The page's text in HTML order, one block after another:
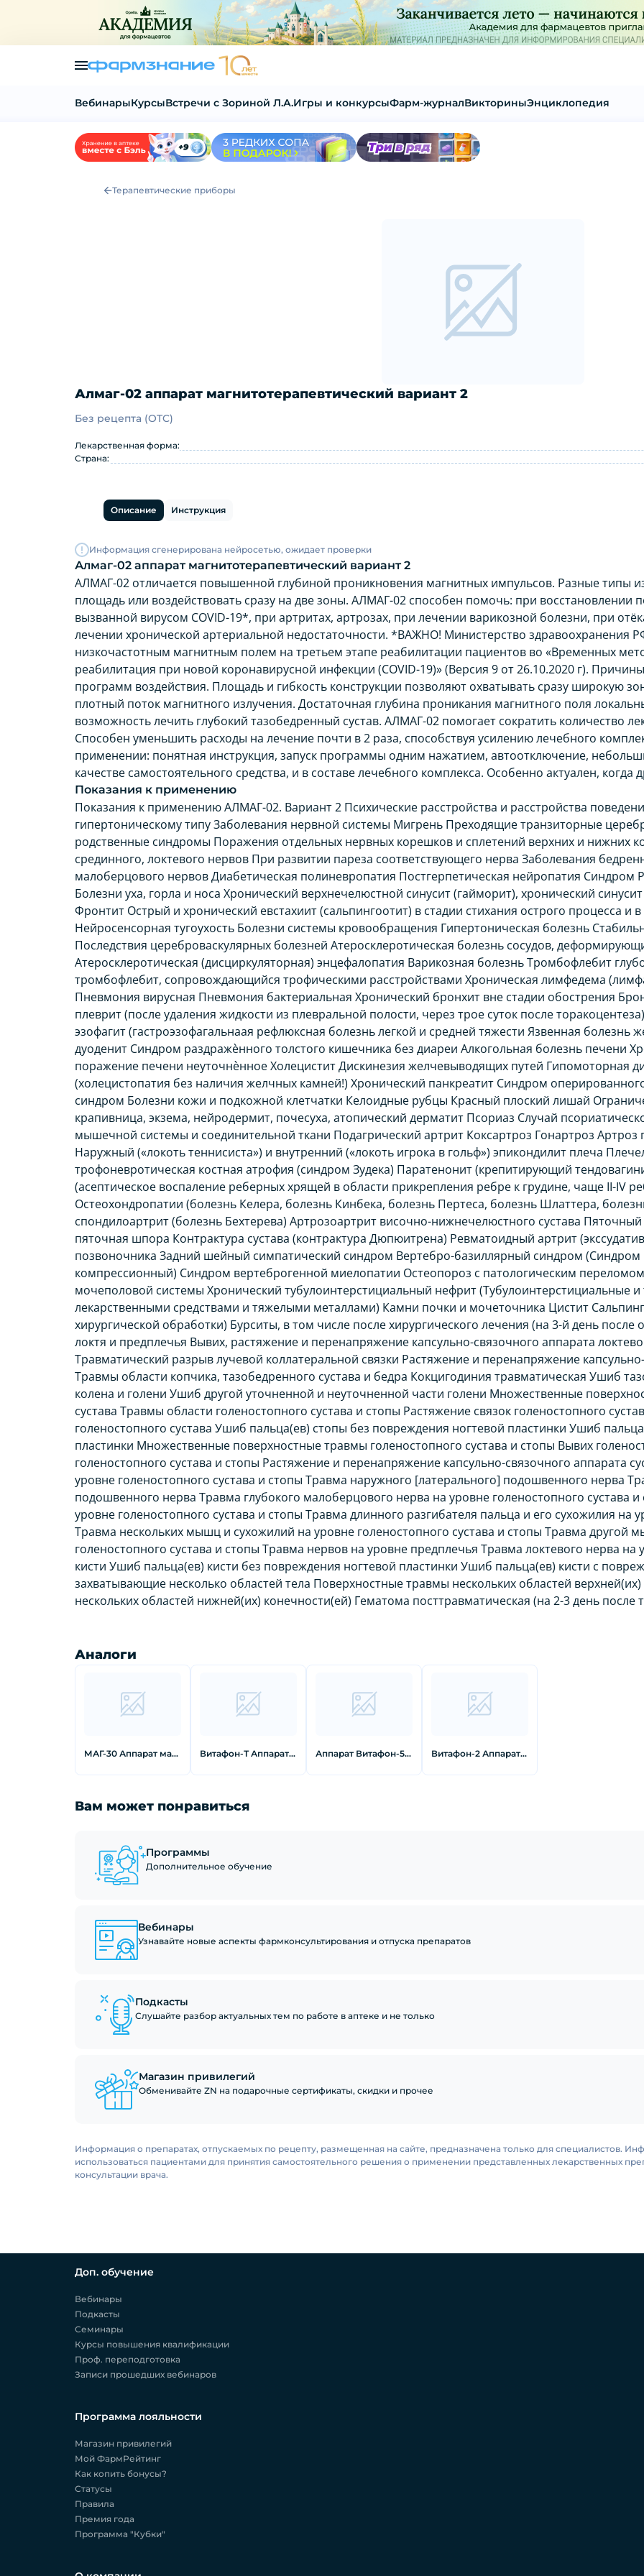
ВебинарыКурсыВстречи с Зориной Л.А.Игры и конкурсыФарм-журналВикториныЭнциклопедия
Терапевтические приборы
Алмаг-02 аппарат магнитотерапевтический вариант 2
Алмаг-02 аппарат магнитотерапевтический вариант 2:
Без рецепта (OTC)
Лекарственная форма:
Страна:
Описание Инструкция
Информация сгенерирована нейросетью, ожидает проверки
Алмаг-02 аппарат магнитотерапевтический вариант 2
АЛМАГ-02 отличается повышенной глубиной проникновения магнитных импульсов. Разные типы
площадь или воздействовать сразу на две зоны. АЛМАГ-02 способен помочь: при восстановлении
вызванной вирусом COVID-19*, при артритах, артрозах, при лечении варикозной болезни, при
лечении хронической артериальной недостаточности. *ВАЖНО! Министерство здравоохранения
низкочастотным магнитным полем на третьем этапе реабилитации пациентов во «Временных
реабилитация при новой коронавирусной инфекции (COVID-19)» (Версия 9 от 26.10.2020 г).
программ воздействия. Площадь и гибкость конструкции позволяют охватывать сразу широкую
плотный поток магнитного излучения. Достаточная глубина проникания магнитного поля
возможность лечить глубокий тазобедренный сустав. АЛМАГ-02 помогает сократить количество
Способен уменьшить расходы на лечение почти в 2 раза, способствуя усилению лечебного
применении: понятная инструкция, запуск программы одним нажатием, автоотключение,
качестве самостоятельного средства, и в составе лечебного комплекса. Особенно актуален,
Показания к применению
Показания к применению АЛМАГ-02. Вариант 2 Психические расстройства и расстройства
гипертоническому типу Заболевания нервной системы Мигрень Преходящие транзиторные
родственные синдромы Поражения отдельных нервных корешков и сплетений верхних и нижних
срединного, локтевого нервов При развитии пареза соответствующего нерва Заболевания
малоберцового нервов Диабетическая полиневропатия Постгерпетическая нейропатия Синдром
Болезни уха, горла и носа Хронический верхнечелюстной синусит (гайморит), хронический
Фронтит Острый и хронический евстахиит (сальпингоотит) в стадии стихания острого процесса и
Нейросенсорная тугоухость Болезни системы кровообращения Гипертоническая болезнь
Последствия цереброваскулярных болезней Атеросклеротическая болезнь сосудов,
Атеросклеротическая (дисциркуляторная) энцефалопатия Варикозная болезнь Тромбофлебит
тромбофлебит, сопровождающийся трофическими расстройствами Хроническая лимфедема
Пневмония вирусная Пневмония бактериальная Хронический бронхит вне стадии обострения
плеврит (после удаления жидкости из плевральной полости, через трое суток после
эзофагит (гастроэзофагальнаая рефлюксная болезнь легкой и средней тяжести Язвенная болезнь
дуоденит Синдром раздражѐнного толстого кишечника без диареи Алкогольная болезнь печени
поражение печени неуточнѐнное Холецистит Дискинезия желчевыводящих путей Гипомоторная
(холецистопатия без наличия желчных камней!) Хронический панкреатит Синдром
синдром Болезни кожи и подкожной клетчатки Келоидные рубцы Красный плоский лишай
крапивница, экзема, нейродермит, почесуха, атопический дерматит Псориаз Случай
мышечной системы и соединительной ткани Подагрический артрит Коксартроз Гонартроз Артроз
Наружный («локоть теннисиста») и внутренний («локоть игрока в гольф») эпикондилит плеча
трофоневротическая костная атрофия (синдром Зудека) Паратенонит (крепитирующий
(асептическое воспаление реберных хрящей в области прикрепления ребре к грудине, чаще II-IV
Остеохондропатии (болезнь Келера, болезнь Кинбека, болезнь Пертеса, болезнь Шлаттера,
спондилоартрит (болезнь Бехтерева) Артрозоартрит височно-нижнечелюстного сустава
пяточная шпора Контрактура сустава (контрактура Дюпюитрена) Ревматоидный артрит
позвоночника Задний шейный симпатический синдром Вертебро-базиллярный синдром
компрессионный) Синдром вертеброгенной миелопатии Остеопороз с патологическим
мочеполовой системы Хронический тубулоинтерстициальный нефрит (Тубулоинтерстициальные
лекарственными средствами и тяжелыми металлами) Камни почки и мочеточника Цистит
хирургической обработки) Бурситы, в том числе после хирургического лечения (на 3-й день
локтя и предплечья Вывих, растяжение и перенапряжение капсульно-связочного аппарата
Травматический разрыв лучевой коллатеральной связки Растяжение и перенапряжение
Травмы области копчика, тазобедренного сустава и бедра Кокцигодиния травматическая Ушиб
колена и голени Ушиб другой уточненной и неуточненной части голени Множественные
сустава Травмы области голеностопного сустава и стопы Растяжение связок голеностопного
голеностопного сустава Ушиб пальца(ев) стопы без повреждения ногтевой пластинки Ушиб
пластинки Множественные поверхностные травмы голеностопного сустава и стопы Вывих
голеностопного сустава и стопы Растяжение и перенапряжение капсульно-связочного аппарата
уровне голеностопного сустава и стопы Травма наружного [латерального] подошвенного нерва
подошвенного нерва Травма глубокого малоберцового нерва на уровне голеностопного сустава
уровне голеностопного сустава и стопы Травма длинного разгибателя пальца и его сухожилия на
Травма нескольких мышц и сухожилий на уровне голеностопного сустава и стопы Травма другой
голеностопного сустава и стопы Травма нервов на уровне предплечья Травма локтевого нерва
кисти Ушиб пальца(ев) кисти без повреждения ногтевой пластинки Ушиб пальца(ев) кисти с
захватывающие несколько областей тела Поверхностные травмы нескольких областей
нескольких областей нижней(их) конечности(ей) Гематома посттравматическая (на 2-3 день после
Аналоги
МАГ-30 Аппарат магнитотерапии Витафон-Т Аппарат виброакустического воздействия с цифровой индикацией и таймером Аппарат Витафон-5 виброакустического воздействия Витафон-2 Аппарат виброакустического и инфракрасного воздействия
Вам может понравиться
Программы
Дополнительное обучение
Вебинары
Узнавайте новые аспекты фармконсультирования и отпуска препаратов
Подкасты
Слушайте разбор актуальных тем по работе в аптеке и не только
Магазин привилегий
Обменивайте ZN на подарочные сертификаты, скидки и прочее
Информация о препаратах, отпускаемых по рецепту, размещенная на сайте, предназначена только для специалистов.
использоваться пациентами для принятия самостоятельного решения о применении представленных лекарственных
консультации врача.
Доп. обучение
Вебинары
Подкасты
Семинары
Курсы повышения квалификации
Проф. переподготовка
Записи прошедших вебинаров
Программа лояльности
Магазин привилегий
Мой ФармРейтинг
Как копить бонусы?
Статусы
Правила
Премия года
Программа "Кубки"